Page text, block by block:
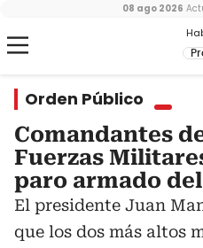
08 ago 2026
Orden Público
Comandantes
Fuerzas
paro armado
El presidente Juan
que los dos más altos